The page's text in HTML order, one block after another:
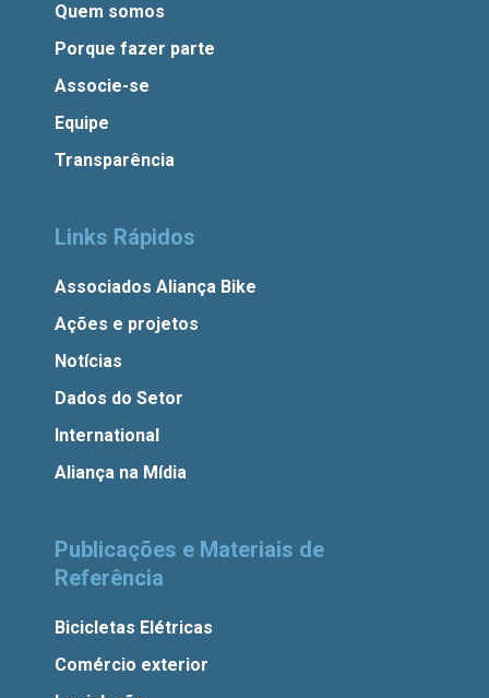
Quem somos
Porque fazer parte
Associe-se
Equipe
Transparência
Links Rápidos
Associados Aliança Bike
Ações e projetos
Notícias
Dados do Setor
International
Aliança na Mídia
Publicações e Materiais de
Referência
Bicicletas Elétricas
Comércio exterior